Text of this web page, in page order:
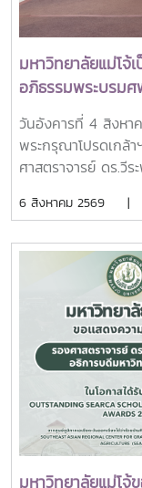
Chye, President,
Professor Yang
University Council
มหาวิทยาลัยแห่งชาติ
สภามหาวิทยาลัยชิง
4 แห่ง ได้แก่ ที่ประชุ
อธิการบดีมหาวิทยา
มหาวิทยาลัยเทคโน
แลกเปลี่ยนประสบก
ผู้นำเครือข่ายอุดมศึ
AI และนวัตกรรมจ
Action เพื่อร่วมกำ
การขับเคลื่อนมหาวิ
นี้มหาวิทยาลัยแม่โ
อุดมศึกษาไทย พร้อ
มือกับเครือข่ายสถ
มหาวิทยาลัยไทยให้
ยกระดับศักยภาพด้
มหาวิทยาลัยแม่โจ้
อภิธรรมพระบรมศ
ราชินีนาถ พระบร
ถวายบังคมพระศพ
ภา นเรนทิราเทพ
วันอังคารที่ 4 สิงหา
พระกรุณาโปรดเกล้
ศาสตราจารย์ ดร.วี
บุคลากร รวมจำนวน
พระบรมราชชนนีพั
พระบรมมหาราชวัง
พระเจ้าลูกเธอ เจ้
ราชสาริณีสิริพัชร ม
พระบรมมหาราชวัง
มหากรุณาธิคุณล้นเ
มหาวิทยาลัย สมาค
ร่วมแสดงความจง
มหากรุณาธิคุณอย่า
6 สิงหาคม 2569
มหาวิทยาลัยแม่โจ้